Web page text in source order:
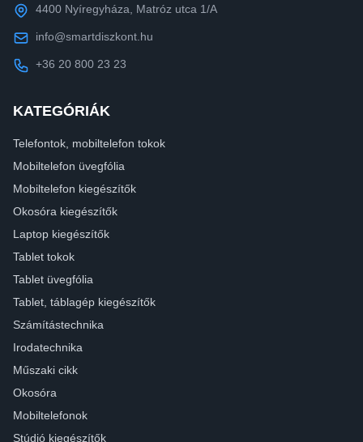
4400 Nyíregyháza, Matróz utca 1/A
info@smartdiszkont.hu
+36 20 800 23 23
KATEGÓRIÁK
Telefontok, mobiltelefon tokok
Mobiltelefon üvegfólia
Mobiltelefon kiegészítők
Okosóra kiegészítők
Laptop kiegészítők
Tablet tokok
Tablet üvegfólia
Tablet, táblagép kiegészítők
Számítástechnika
Irodatechnika
Műszaki cikk
Okosóra
Mobiltelefonok
Stúdió kiegészítők